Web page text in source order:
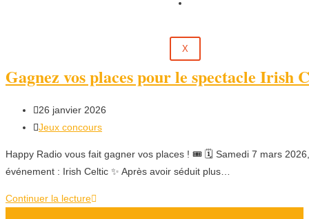
X
Gagnez vos places pour le spectacle Irish
26 janvier 2026
Jeux concours
Happy Radio vous fait gagner vos places ! 🎟️ 🗓️ Samedi 7 mars
événement : Irish Celtic ✨ Après avoir séduit plus…
Continuer la lecture